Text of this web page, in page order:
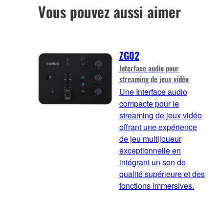
Vous pouvez aussi aimer
ZG02
Interface audio pour
streaming de jeux vidéo
Une Interface audio
compacte pour le
streaming de jeux vidéo
offrant une expérience
de jeu multijoueur
exceptionnelle en
intégrant un son de
qualité supérieure et des
fonctions immersives.